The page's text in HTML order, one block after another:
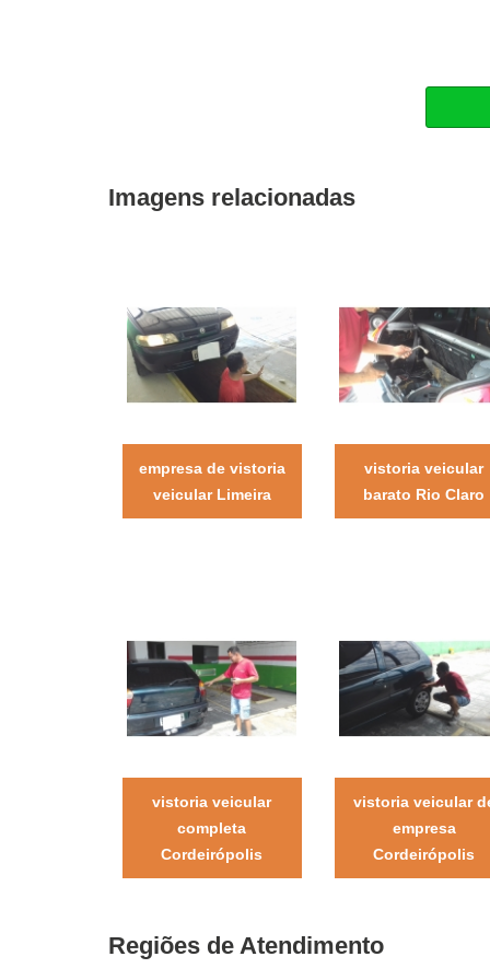
Imagens relacionadas
empresa de vistoria
veicular Limeira
vistoria veicular
barato Rio Claro
vistoria veicular
completa
Cordeirópolis
vistoria veicular
empresa
Cordeirópolis
Regiões de Atendimento